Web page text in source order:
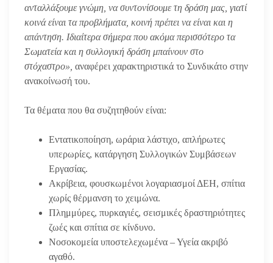
ανταλλάξουμε γνώμη, να συντονίσουμε τη δράση μας, γιατί
κοινά είναι τα προβλήματα, κοινή πρέπει να είναι και η
απάντηση. Ιδιαίτερα σήμερα που ακόμα περισσότερο τα
Σωματεία και η συλλογική δράση μπαίνουν στο
στόχαστρο», αναφέρει χαρακτηριστικά το Συνδικάτο στην
ανακοίνωσή του.
Τα θέματα που θα συζητηθούν είναι:
Εντατικοποίηση, ωράρια λάστιχο, απλήρωτες
υπερωρίες, κατάργηση Συλλογικών Συμβάσεων
Εργασίας.
Ακρίβεια, φουσκωμένοι λογαριασμοί ΔΕΗ, σπίτια
χωρίς θέρμανση το χειμώνα.
Πλημμύρες, πυρκαγιές, σεισμικές δραστηριότητες
ζωές και σπίτια σε κίνδυνο.
Νοσοκομεία υποστελεχωμένα – Υγεία ακριβό
αγαθό.